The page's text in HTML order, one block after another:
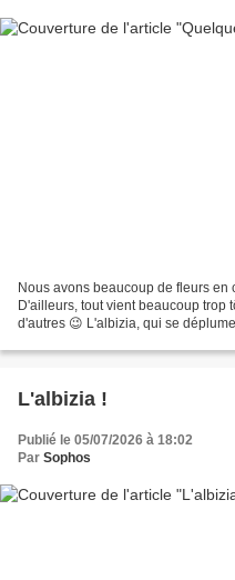
Nous avons beaucoup de fleurs
D'ailleurs, tout vient beaucoup trop
d'autres 😉 L'albizia, qui se
L'albizia !
Publié le 05/07/2026 à 18:02
Par Sophos